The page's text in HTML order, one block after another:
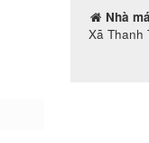
Nhà
Xã Thanh